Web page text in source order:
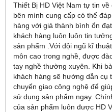
Thiết Bị HD Việt Nam tự tin
bên mình cung cấp có thể
hàng với giá thành bình ổn
khách hàng luôn luôn tin
sản phẩm .Với đội ngũ kĩ
môn cao trong nghề, được
tay nghề thường xuyên. Khi
khách hàng sẽ hướng dẫn cụ
chuyển giao công nghệ để
sử dụng sản phẩm ngay.
của sản phẩm luôn được HD